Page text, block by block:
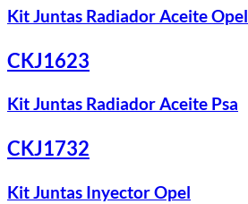
Kit Juntas Radiador Aceite Opel
CKJ1623
Kit Juntas Radiador Aceite Psa
CKJ1732
Kit Juntas Inyector Opel